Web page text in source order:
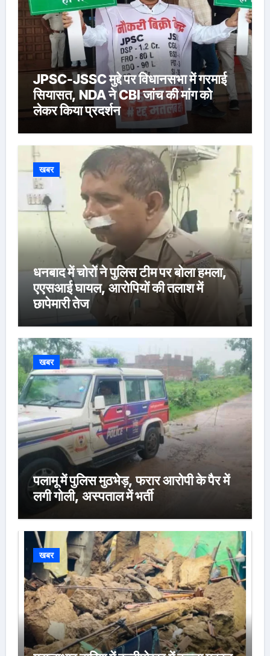
JPSC-JSSC मुद्दे पर विधानसभा में गरमाई
सियासत, NDA ने CBI जांच की मांग को
लेकर किया प्रदर्शन
खबर
धनबाद में चोरों ने पुलिस टीम पर बोला हमला,
एएसआई घायल, आरोपियों की तलाश में
छापेमारी तेज
खबर
पलामू में पुलिस मुठभेड़, फरार आरोपी के पैर में
लगी गोली, अस्पताल में भर्ती
खबर